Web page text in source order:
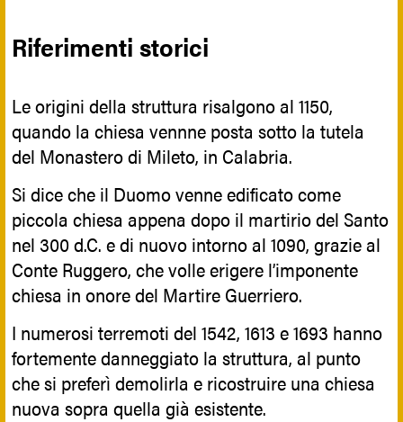
Riferimenti storici
Le origini della struttura risalgono al 1150,
quando la chiesa vennne posta sotto la tutela
del Monastero di Mileto, in Calabria.
Si dice che il Duomo venne edificato come
piccola chiesa appena dopo il martirio del Santo
nel 300 d.C. e di nuovo intorno al 1090, grazie al
Conte Ruggero, che volle erigere l’imponente
chiesa in onore del Martire Guerriero.
I numerosi terremoti del 1542, 1613 e 1693 hanno
fortemente danneggiato la struttura, al punto
che si preferì demolirla e ricostruire una chiesa
nuova sopra quella già esistente.